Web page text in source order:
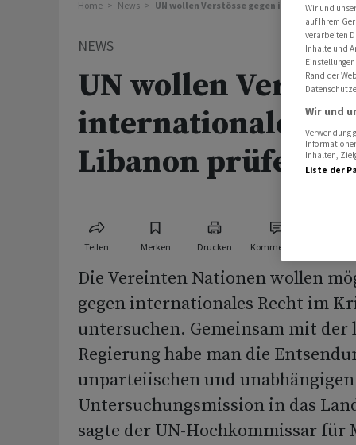
Home News UN wollen Verstösse gegen internationales
NEWS
UN wollen
internationales
Libanon prüfen
Teilen Merken Drucken Kommentare
Die Vereinten Nationen wollen
gegen internationales Recht im
untersuchen. Gemeinsam mit der
Regierung habe man die
unparteiischen und unabhängigen
Untersuchungsmission in das
sagte der UN-Hochkommissar für
Wir und
auf Ihrem
verarbeiten
Inhalte und
Rand der
Wir und
Verwendung
Inhalten,
Liste der